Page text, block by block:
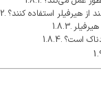
هیرفیلر استفاده کنند؟
است؟